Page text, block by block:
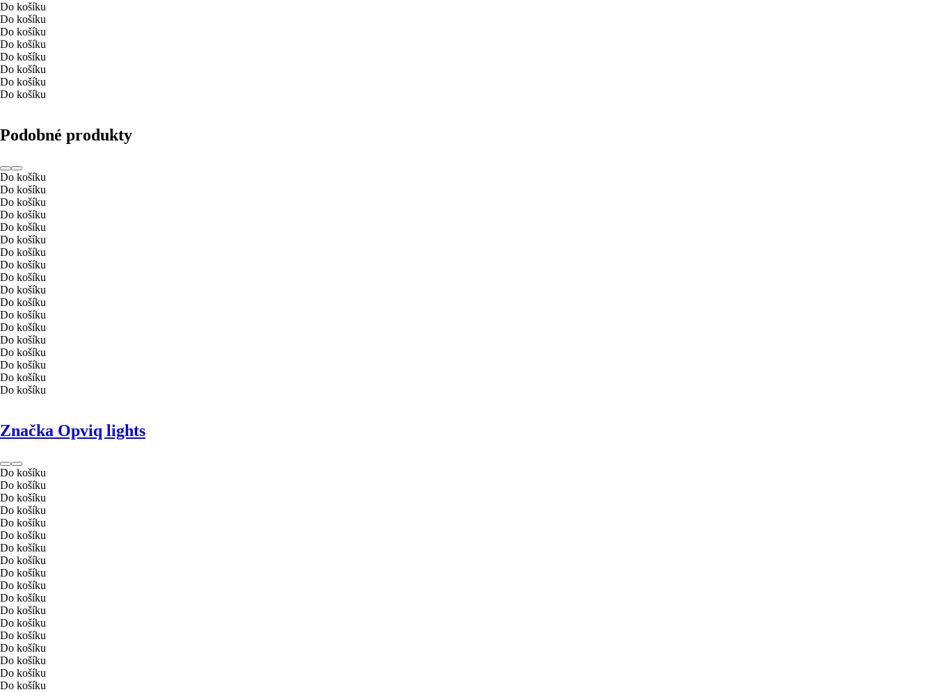
Do košíku
Do košíku
Do košíku
Do košíku
Do košíku
Do košíku
Do košíku
Do košíku
Podobné produkty
Do košíku
Do košíku
Do košíku
Do košíku
Do košíku
Do košíku
Do košíku
Do košíku
Do košíku
Do košíku
Do košíku
Do košíku
Do košíku
Do košíku
Do košíku
Do košíku
Do košíku
Do košíku
Značka Opviq lights
Do košíku
Do košíku
Do košíku
Do košíku
Do košíku
Do košíku
Do košíku
Do košíku
Do košíku
Do košíku
Do košíku
Do košíku
Do košíku
Do košíku
Do košíku
Do košíku
Do košíku
Do košíku